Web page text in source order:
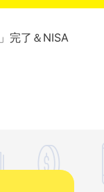
完了＆NISA